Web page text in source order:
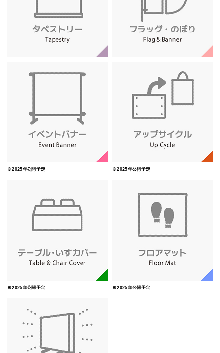
※2025年公開予定 ※2025年公開予定
※2025年公開予定 ※2025年公開予定